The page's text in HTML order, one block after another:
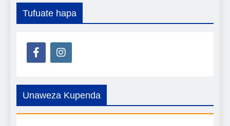
Tufuate hapa
Unaweza Kupenda